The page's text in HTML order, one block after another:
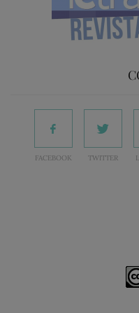
FACEBOOK TWITTER